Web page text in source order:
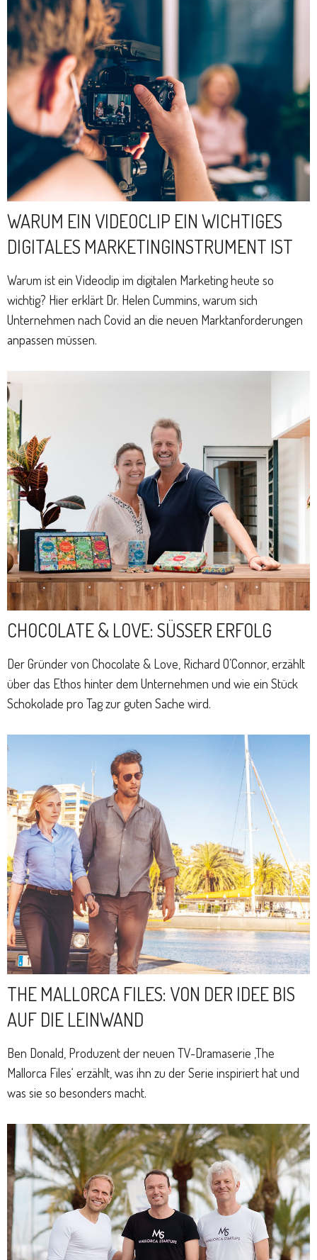
WARUM EIN VIDEOCLIP EIN WICHTIGES
DIGITALES MARKETINGINSTRUMENT IST
Warum ist ein Videoclip im digitalen Marketing heute so
wichtig? Hier erklärt Dr. Helen Cummins, warum sich
Unternehmen nach Covid an die neuen Marktanforderungen
anpassen müssen.
CHOCOLATE & LOVE: SÜSSER ERFOLG
Der Gründer von Chocolate & Love, Richard O’Connor, erzählt
über das Ethos hinter dem Unternehmen und wie ein Stück
Schokolade pro Tag zur guten Sache wird.
THE MALLORCA FILES: VON DER IDEE BIS
AUF DIE LEINWAND
Ben Donald, Produzent der neuen TV-Dramaserie ‚The
Mallorca Files‘ erzählt, was ihn zu der Serie inspiriert hat und
was sie so besonders macht.